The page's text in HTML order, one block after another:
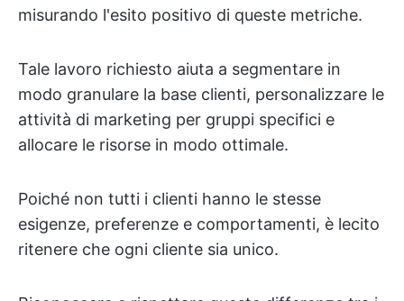
misurando l'esito positivo di queste metriche.
Tale lavoro richiesto aiuta a segmentare in
modo granulare la base clienti, personalizzare le
attività di marketing per gruppi specifici e
allocare le risorse in modo ottimale.
Poiché non tutti i clienti hanno le stesse
esigenze, preferenze e comportamenti, è lecito
ritenere che ogni cliente sia unico.